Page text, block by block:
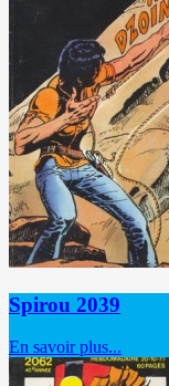
Spirou 2039
En savoir plus...